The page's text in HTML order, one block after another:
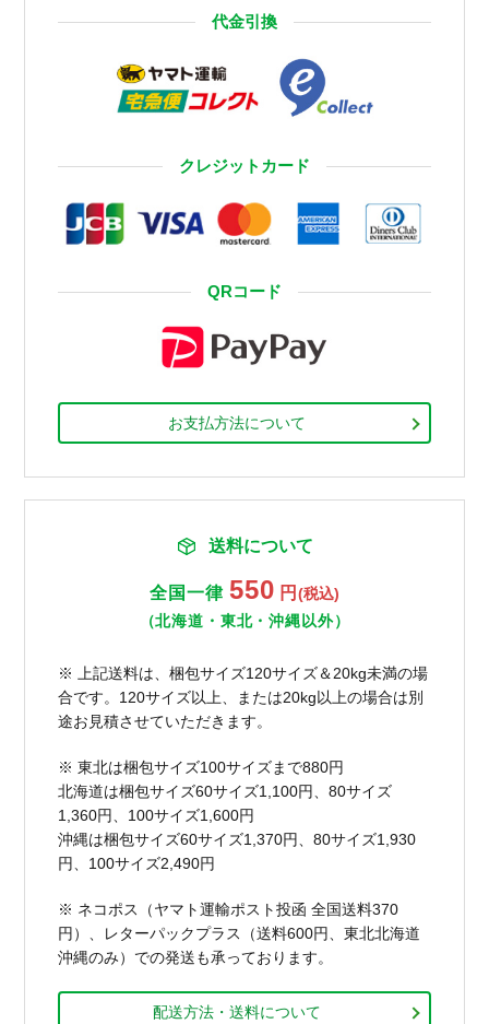
代金引換
クレジットカード
QRコード
お支払方法について
送料について
全国一律 550 円 (税込)
（北海道・東北・沖縄以外）
※ 上記送料は、梱包サイズ120サイズ＆20kg未満の場
合です。120サイズ以上、または20kg以上の場合は別
途お見積させていただきます。
※ 東北は梱包サイズ100サイズまで880円
北海道は梱包サイズ60サイズ1,100円、80サイズ
1,360円、100サイズ1,600円
沖縄は梱包サイズ60サイズ1,370円、80サイズ1,930
円、100サイズ2,490円
※ ネコポス（ヤマト運輸ポスト投函 全国送料370
円）、レターパックプラス（送料600円、東北北海道
沖縄のみ）での発送も承っております。
配送方法・送料について